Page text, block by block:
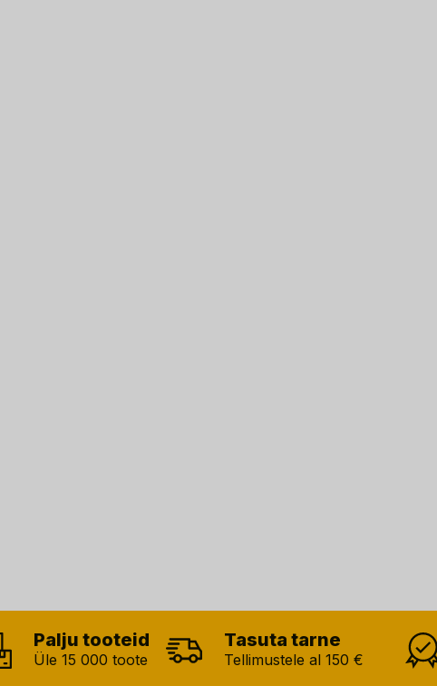
Palju tooteid
Üle 15 000 toote
Tasuta tarne
Tellimustele al 150 €